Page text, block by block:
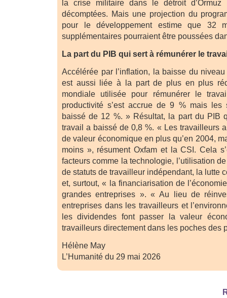
la crise militaire dans le détroit d’Ormuz
décomptées. Mais une projection du
pour le développement estime que 32
supplémentaires pourraient être poussées
La part du PIB qui sert à rémunérer le
Accélérée par l’inflation, la baisse du
est aussi liée à la part de plus en plus
mondiale utilisée pour rémunérer le
productivité s’est accrue de 9 % mais les
baissé de 12 %. » Résultat, la part du PIB
travail a baissé de 0,8 %. « Les travailleurs
de valeur économique en plus qu’en 2004,
moins », résument Oxfam et la CSI. Cela
facteurs comme la technologie, l’utilisation
de statuts de travailleur indépendant, la lutte
et, surtout, « la financiarisation de
grandes entreprises ». « Au lieu de
entreprises dans les travailleurs et
les dividendes font passer la valeur
travailleurs directement dans les poches des
Hélène May
L’Humanité du 29 mai 2026